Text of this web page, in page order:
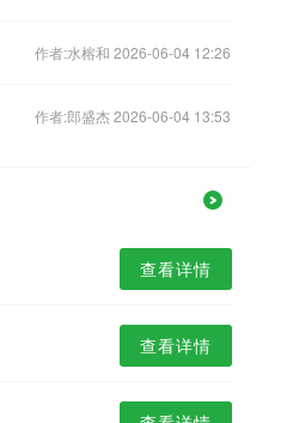
作者:水榕和 2026-06-04 12:26
作者:郎盛杰 2026-06-04 13:53
查看详情
查看详情